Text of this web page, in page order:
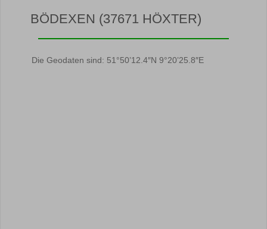
BÖDEXEN (37671 HÖXTER)
Die Geodaten sind: 51°50’12.4″N 9°20’25.8″E